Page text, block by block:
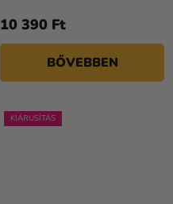
10 390 Ft
BŐVEBBEN
KIÁRUSÍTÁS